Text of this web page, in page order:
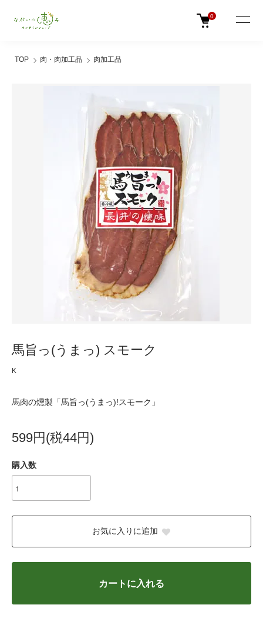
0
TOP 肉・肉加工品 肉加工品
馬旨っ(うまっ) スモーク
K
馬肉の燻製「馬旨っ(うまっ)!スモーク」
599円(税44円)
購入数
お気に入りに追加
カートに入れる